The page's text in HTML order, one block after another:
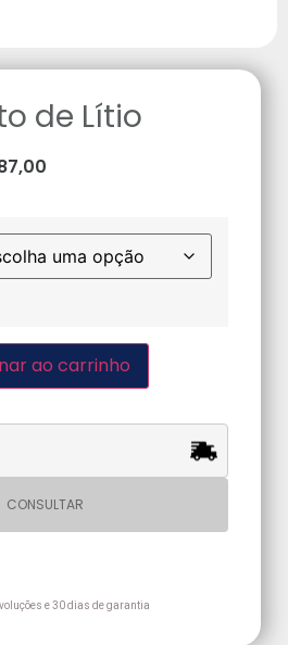
de Lítio
ao carrinho
CONSULTAR
e 30 dias de garantia